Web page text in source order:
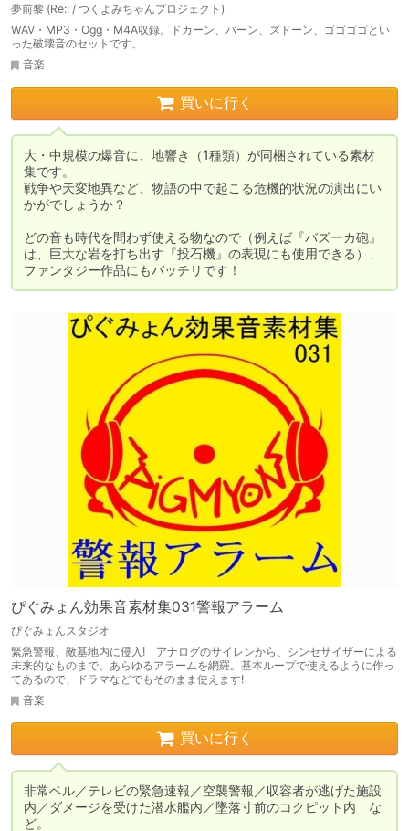
夢前黎 (Re:I / つくよみちゃんプロジェクト)
WAV・MP3・Ogg・M4A収録。ドカーン、バーン、ズドーン、ゴゴゴゴとい
った破壊音のセットです。
音楽
買いに行く
大・中規模の爆音に、地響き（1種類）が同梱されている素材
集です。
戦争や天変地異など、物語の中で起こる危機的状況の演出にい
かがでしょうか？
どの音も時代を問わず使える物なので（例えば『バズーカ砲』
は、巨大な岩を打ち出す『投石機』の表現にも使用できる）、
ファンタジー作品にもバッチリです！
ぴぐみょん効果音素材集031警報アラーム
ぴぐみょんスタジオ
緊急警報、敵基地内に侵入! アナログのサイレンから、シンセサイザーによる
未来的なものまで、あらゆるアラームを網羅。基本ループで使えるように作っ
てあるので、ドラマなどでもそのまま使えます!
音楽
買いに行く
非常ベル／テレビの緊急速報／空襲警報／収容者が逃げた施設
内／ダメージを受けた潜水艦内／墜落寸前のコクピット内　な
ど。